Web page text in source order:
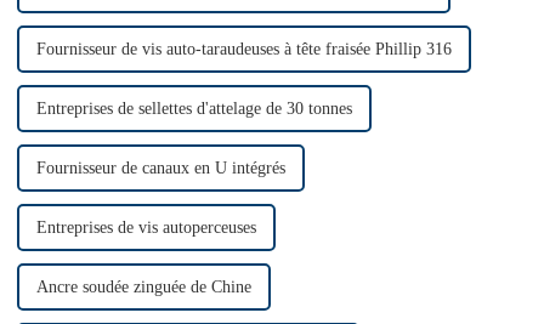
Fournisseur de vis auto-taraudeuses à tête fraisée Phillip 316
Entreprises de sellettes d'attelage de 30 tonnes
Fournisseur de canaux en U intégrés
Entreprises de vis autoperceuses
Ancre soudée zinguée de Chine